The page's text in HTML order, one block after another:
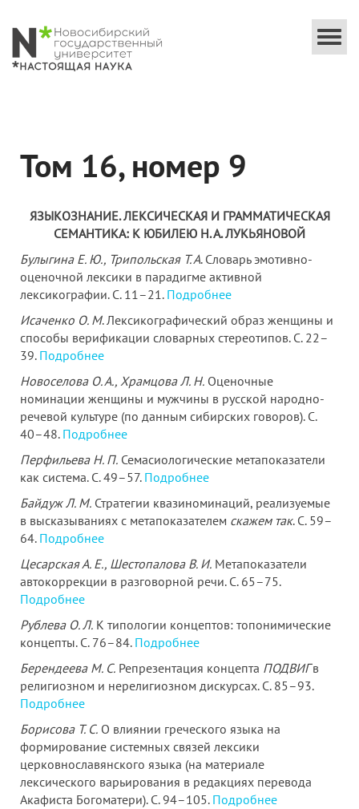
Том 16, номер 9
ЯЗЫКОЗНАНИЕ. ЛЕКСИЧЕСКАЯ И ГРАММАТИЧЕСКАЯ
СЕМАНТИКА: К ЮБИЛЕЮ Н. А. ЛУКЬЯНОВОЙ
Булыгина Е. Ю., Трипольская Т. А. Словарь эмотивно-
оценочной лексики в парадигме активной
лексикографии. С. 11–21. Подробнее
Исаченко О. М. Лексикографический образ женщины и
способы верификации словарных стереотипов. С. 22–
39. Подробнее
Новоселова О. А., Храмцова Л. Н. Оценочные
номинации женщины и мужчины в русской народно-
речевой культуре (по данным сибирских говоров). С.
40–48. Подробнее
Перфильева Н. П. Семасиологические метапоказатели
как система. С. 49–57. Подробнее
Байдуж Л. М. Стратегии квазиноминаций, реализуемые
в высказываниях с метапоказателем скажем так. С. 59–
64. Подробнее
Цесарская А. Е., Шестопалова В. И. Метапоказатели
автокоррекции в разговорной речи. С. 65–75.
Подробнее
Рублева О. Л. К типологии концептов: топонимические
концепты. С. 76–84. Подробнее
Берендеева М. С. Репрезентация концепта ПОДВИГв
религиозном и нерелигиозном дискурсах. С. 85–93.
Подробнее
Борисова Т. С. О влиянии греческого языка на
формирование системных связей лексики
церковнославянского языка (на материале
лексического варьирования в редакциях перевода
Акафиста Богоматери). С. 94–105. Подробнее